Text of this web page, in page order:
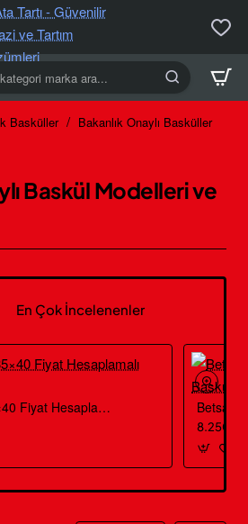
Basküller Bakanlık Onaylı Basküller
Baskül Modelleri ve
En Çok İncelenenler
Ata EMR-FH 35×40 Fiyat Hesaplamalı Baskül